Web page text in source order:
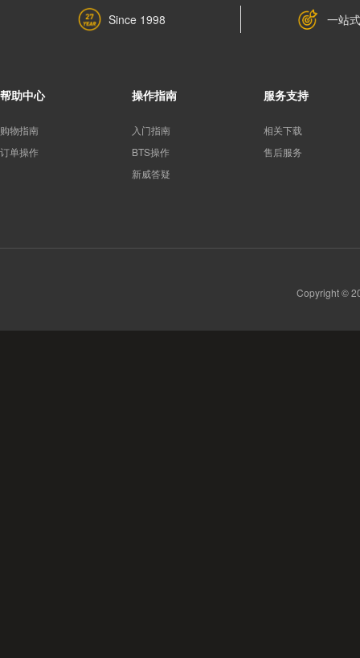
Since 1998 一站
帮助中心
购物指南
订单操作
操作指南
入门指南
BTS操作
新威答疑
服务支持
相关下载
售后服务
Copyright ©